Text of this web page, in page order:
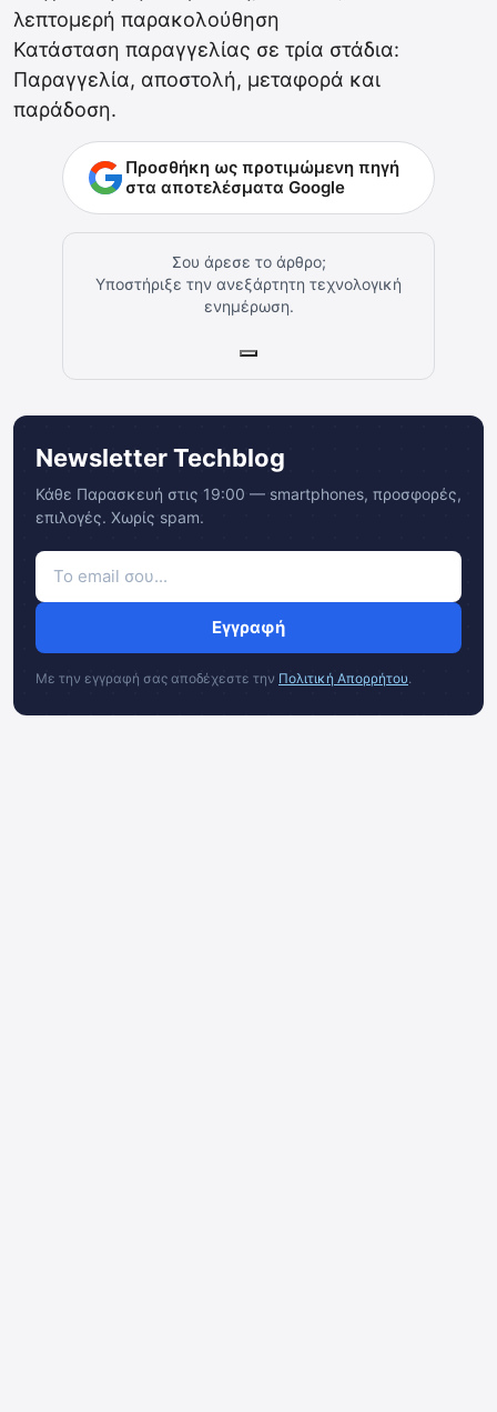
λεπτομερή παρακολούθηση
Κατάσταση παραγγελίας σε τρία στάδια:
Παραγγελία, αποστολή, μεταφορά και
παράδοση.
Προσθήκη ως προτιμώμενη πηγή
στα αποτελέσματα Google
Σου άρεσε το άρθρο;
Υποστήριξε την ανεξάρτητη τεχνολογική
ενημέρωση.
Newsletter Techblog
Κάθε Παρασκευή στις 19:00 — smartphones, προσφορές,
επιλογές. Χωρίς spam.
Εγγραφή
Με την εγγραφή σας αποδέχεστε την Πολιτική Απορρήτου.